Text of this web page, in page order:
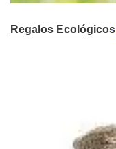
Regalos Ecológicos